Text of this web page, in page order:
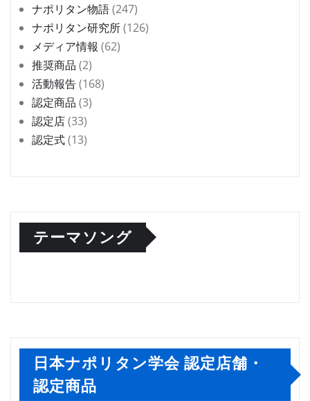
ナポリタン物語(247)
ナポリタン研究所(126)
メディア情報 (62)
推奨商品 (2)
活動報告(168)
認定商品 (3)
認定店(33)
認定式(13)
テーマソング
日本ナポリタン学会 認定店舗・
認定商品